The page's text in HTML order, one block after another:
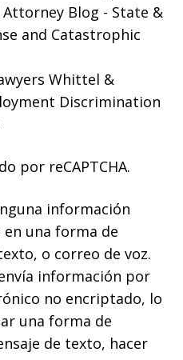
Blog - State &
and Catastrophic
Whittel &
Discrimination
por reCAPTCHA.
información
una forma de
o correo de voz.
información por
no encriptado, lo
una forma de
de texto, hacer